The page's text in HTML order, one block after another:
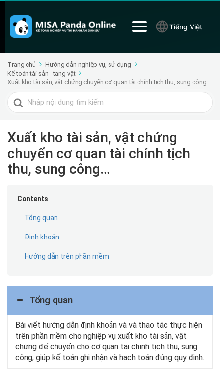
Tiếng Việt
Trang chủ
Hướng dẫn nghiệp vụ, sử dụng
Kế toán tài sản - tang vật
Xuất kho tài sản, vật chứng chuyển cơ quan tài chính tịch thu, sung công…
Tìm
kiếm
Xuất kho tài sản, vật chứng
chuyển cơ quan tài chính tịch
thu, sung công…
Contents
Tổng quan
Định khoản
Hướng dẫn trên phần mềm
Tổng quan
Bài viết hướng dẫn định khoản và và thao tác thực hiện
trên phần mềm cho nghiệp vụ xuất kho tài sản, vật
chứng để chuyển cho cơ quan tài chính tịch thu, sung
công, giúp kế toán ghi nhận và hạch toán đúng quy định.